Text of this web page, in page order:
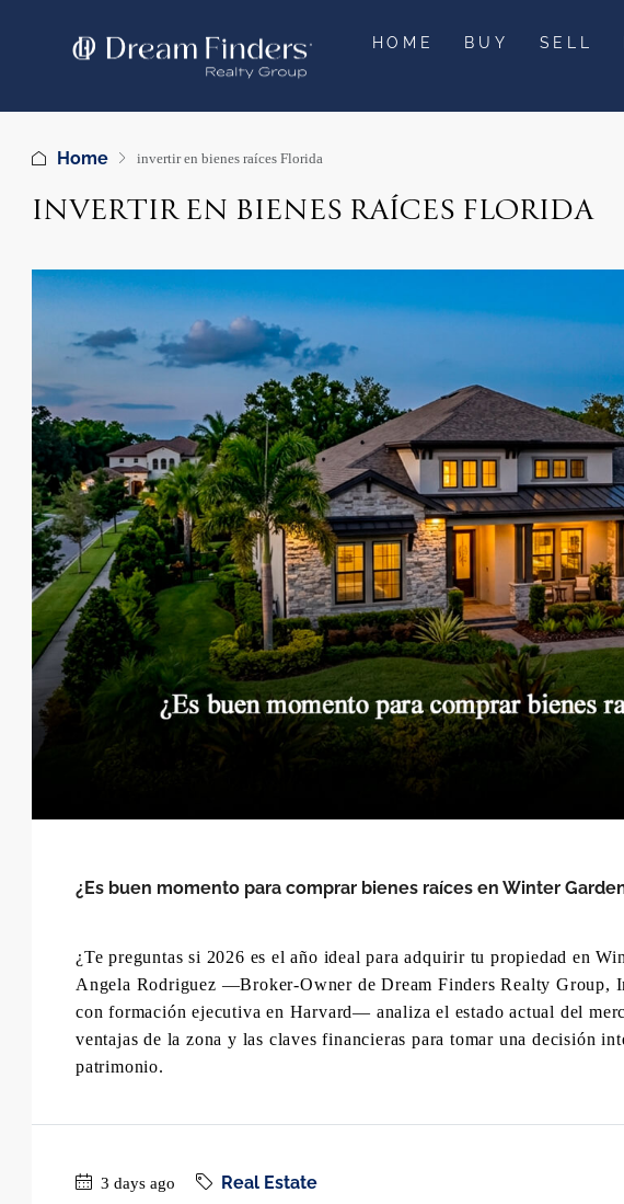
HOME BUY SELL
Home invertir en bienes raíces Florida
INVERTIR EN BIENES RAÍCES FLORIDA
¿Es buen momento para comprar bienes raíces en Winter
¿Te preguntas si 2026 es el año ideal para adquirir tu propiedad en
Angela Rodriguez —Broker-Owner de Dream Finders Realty Group,
con formación ejecutiva en Harvard— analiza el estado actual del
ventajas de la zona y las claves financieras para tomar una decisión
patrimonio.
3 days ago Real Estate